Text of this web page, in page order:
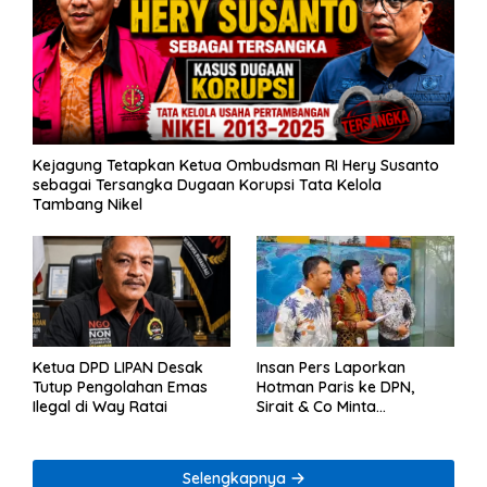
Kejagung Tetapkan Ketua Ombudsman RI Hery Susanto
sebagai Tersangka Dugaan Korupsi Tata Kelola
Tambang Nikel
Ketua DPD LIPAN Desak
Tutup Pengolahan Emas
Ilegal di Way Ratai
Insan Pers Laporkan
Hotman Paris ke DPN,
Sirait & Co Minta
Selengkapnya